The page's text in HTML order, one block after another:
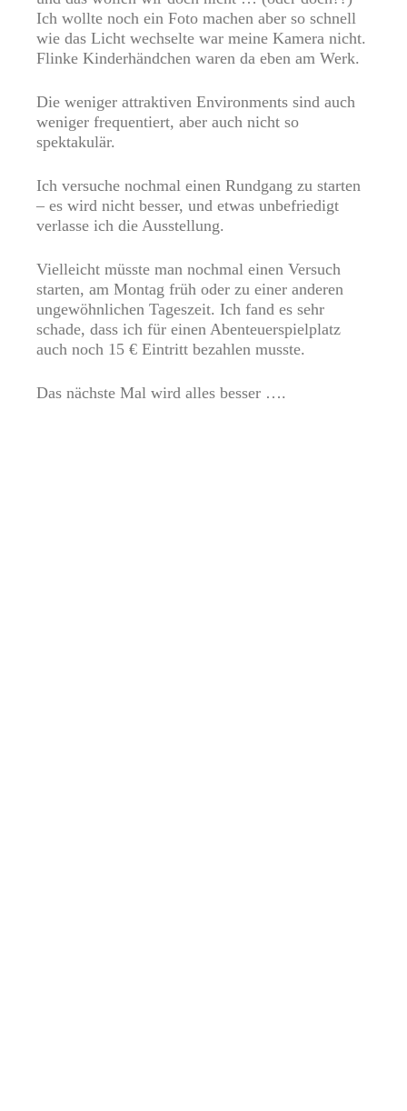
Ich wollte noch ein Foto machen aber so schnell
wie das Licht wechselte war meine Kamera nicht.
Flinke Kinderhändchen waren da eben am Werk.
Die weniger attraktiven Environments sind auch
weniger frequentiert, aber auch nicht so
spektakulär.
Ich versuche nochmal einen Rundgang zu starten
– es wird nicht besser, und etwas unbefriedigt
verlasse ich die Ausstellung.
Vielleicht müsste man nochmal einen Versuch
starten, am Montag früh oder zu einer anderen
ungewöhnlichen Tageszeit. Ich fand es sehr
schade, dass ich für einen Abenteuerspielplatz
auch noch 15 € Eintritt bezahlen musste.
Das nächste Mal wird alles besser ….